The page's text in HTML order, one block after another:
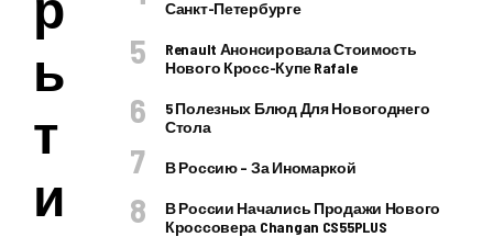
ы
т
и
Санкт-Петербурге
Renault Анонсировала Стоимость
Нового Кросс-Купе Rafale
5 Полезных Блюд Для Новогоднего
Стола
В Россию – За Иномаркой
В России Начались Продажи Нового
Кроссовера Changan CS55PLUS